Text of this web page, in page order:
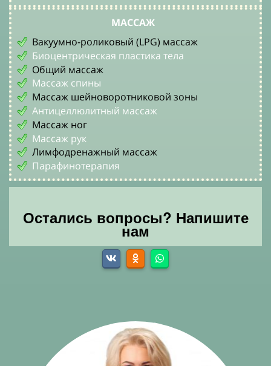
МАССАЖ
Вакуумно-роликовый (LPG) массаж
Биоцентрическая пластика тела
Общий массаж
Массаж спины
Массаж шейноворотниковой зоны
Антицеллюлитный массаж
Массаж ног
Массаж рук
Лимфодренажный массаж
Парафинотерапия
Остались вопросы? Напишите
нам